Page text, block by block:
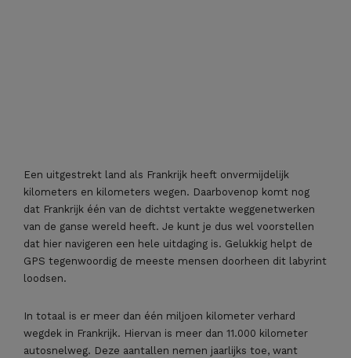
Een uitgestrekt land als Frankrijk heeft onvermijdelijk
kilometers en kilometers wegen. Daarbovenop komt nog
dat Frankrijk één van de dichtst vertakte weggenetwerken
van de ganse wereld heeft. Je kunt je dus wel voorstellen
dat hier navigeren een hele uitdaging is. Gelukkig helpt de
GPS tegenwoordig de meeste mensen doorheen dit labyrint
loodsen.
In totaal is er meer dan één miljoen kilometer verhard
wegdek in Frankrijk. Hiervan is meer dan 11.000 kilometer
autosnelweg. Deze aantallen nemen jaarlijks toe, want